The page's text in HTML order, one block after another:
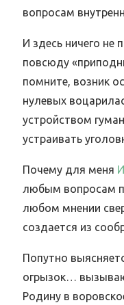
вопросам
И здесь ничего не
повсюду
помните, возник
нулевых
устройством
устраивать
Почему для меня
любым вопросам
любом мнении
создается из
Попутно
огрызок…
Родину в